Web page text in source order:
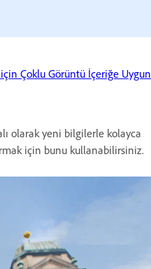
Çoklu Görüntü İçeriğe Uygun
olarak yeni bilgilerle kolayca
için bunu kullanabilirsiniz.